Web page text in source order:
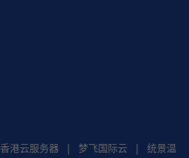
香港云服务器 | 梦飞国际云 | 统景温